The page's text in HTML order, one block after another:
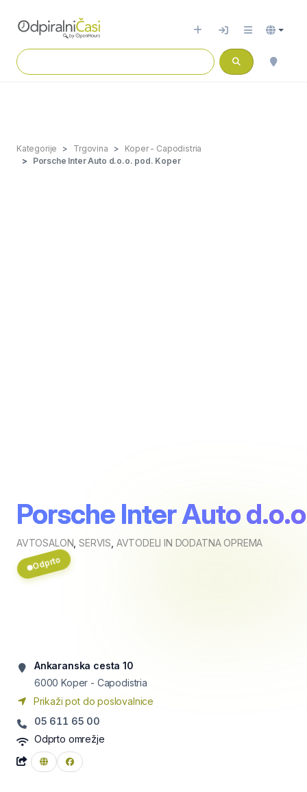
Kategorije Trgovina
Koper - Capodistria
Porsche Inter Auto d.o.o. pod. Koper
Porsche Inter Auto
AVTOSALON ,SERVIS AVTODELI IN DODATNA OPREMA
Odprto
Ankaranska cesta 10
6000 Koper - Capodistria
Prikaži pot do poslovalnice
05 611 65 00
Odprto omrežje